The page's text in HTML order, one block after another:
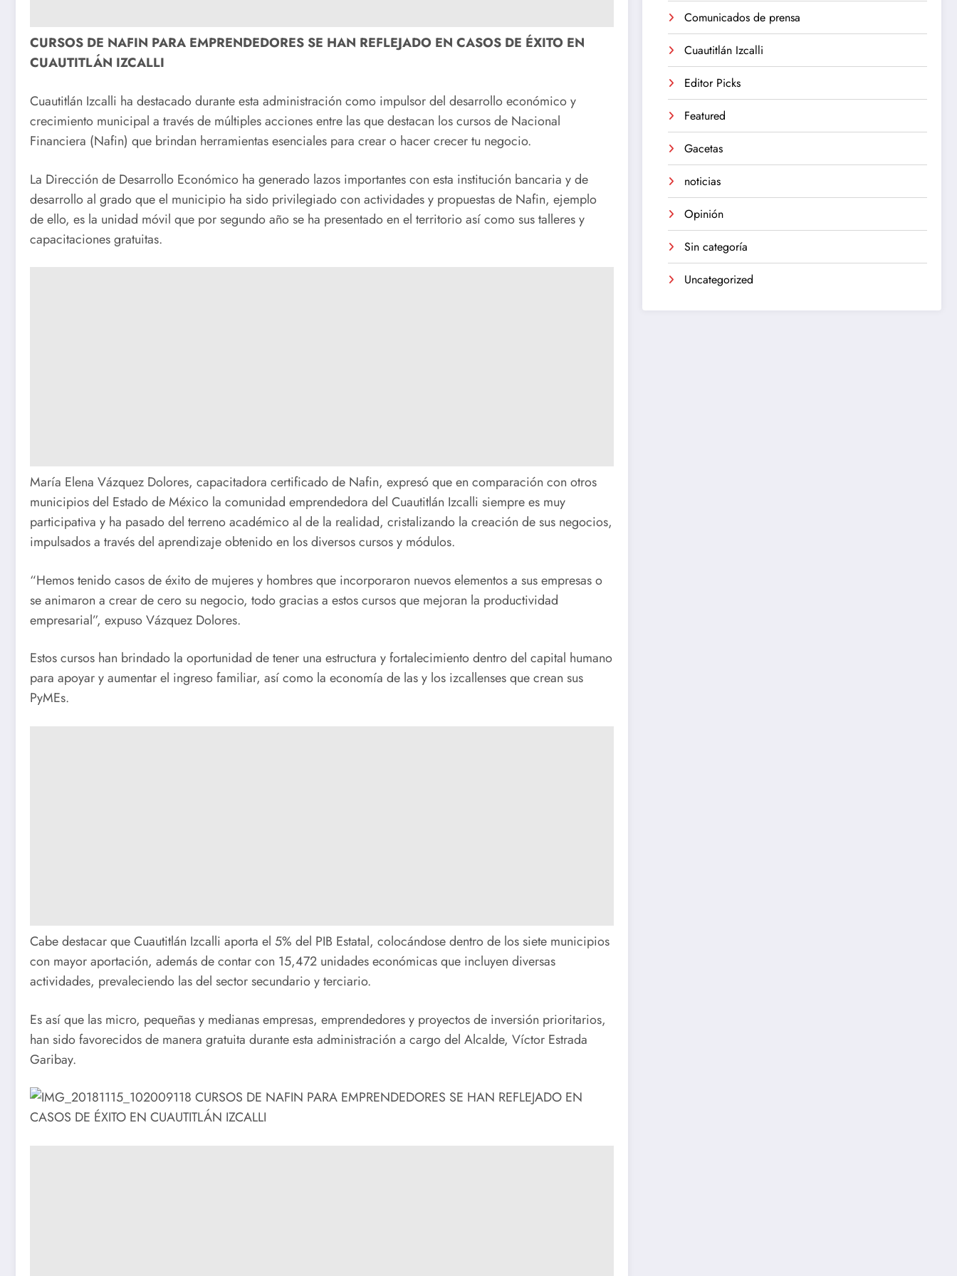
CURSOS DE NAFIN PARA EMPRENDEDORES SE HAN REFLEJADO EN CASOS DE ÉXITO EN
CUAUTITLÁN IZCALLI
Cuautitlán Izcalli ha destacado durante esta administración como impulsor del desarrollo económico y
crecimiento municipal a través de múltiples acciones entre las que destacan los cursos de Nacional
Financiera (Nafin) que brindan herramientas esenciales para crear o hacer crecer tu negocio.
La Dirección de Desarrollo Económico ha generado lazos importantes con esta institución bancaria y de
desarrollo al grado que el municipio ha sido privilegiado con actividades y propuestas de Nafin, ejemplo
de ello, es la unidad móvil que por segundo año se ha presentado en el territorio así como sus talleres y
capacitaciones gratuitas.
María Elena Vázquez Dolores, capacitadora certificado de Nafin, expresó que en comparación con otros
municipios del Estado de México la comunidad emprendedora del Cuautitlán Izcalli siempre es muy
participativa y ha pasado del terreno académico al de la realidad, cristalizando la creación de sus negocios,
impulsados a través del aprendizaje obtenido en los diversos cursos y módulos.
“Hemos tenido casos de éxito de mujeres y hombres que incorporaron nuevos elementos a sus empresas o
se animaron a crear de cero su negocio, todo gracias a estos cursos que mejoran la productividad
empresarial”, expuso Vázquez Dolores.
Estos cursos han brindado la oportunidad de tener una estructura y fortalecimiento dentro del capital humano
para apoyar y aumentar el ingreso familiar, así como la economía de las y los izcallenses que crean sus
PyMEs.
Cabe destacar que Cuautitlán Izcalli aporta el 5% del PIB Estatal, colocándose dentro de los siete municipios
con mayor aportación, además de contar con 15,472 unidades económicas que incluyen diversas
actividades, prevaleciendo las del sector secundario y terciario.
Es así que las micro, pequeñas y medianas empresas, emprendedores y proyectos de inversión prioritarios,
han sido favorecidos de manera gratuita durante esta administración a cargo del Alcalde, Víctor Estrada
Garibay.
Comunicados de prensa
Cuautitlán Izcalli
Editor Picks
Featured
Gacetas
noticias
Opinión
Sin categoría
Uncategorized